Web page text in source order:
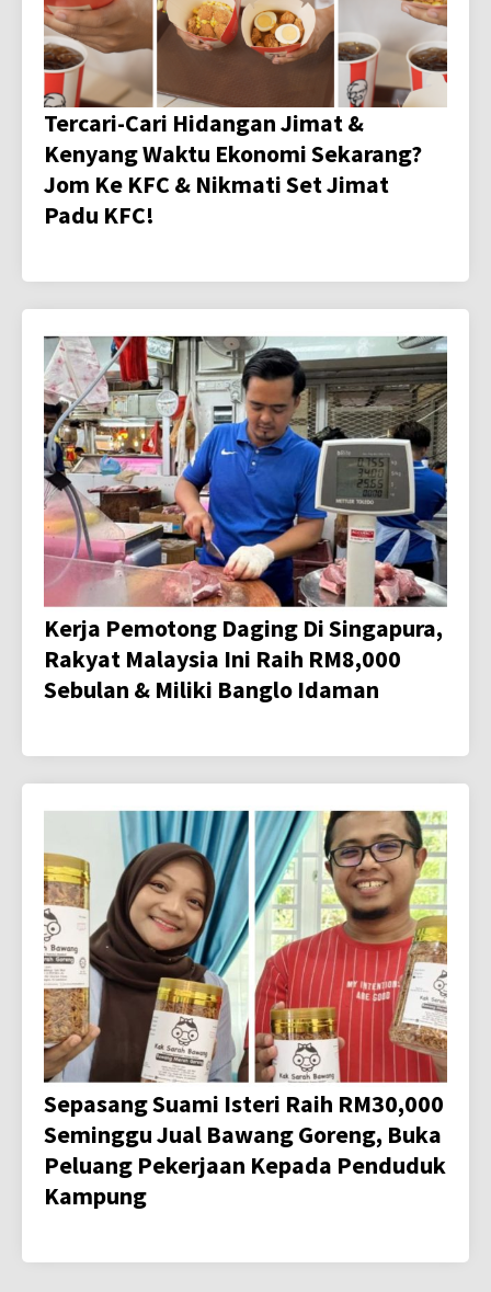
Tercari-Cari Hidangan Jimat &
Kenyang Waktu Ekonomi Sekarang?
Jom Ke KFC & Nikmati Set Jimat
Padu KFC!
Kerja Pemotong Daging Di Singapura,
Rakyat Malaysia Ini Raih RM8,000
Sebulan & Miliki Banglo Idaman
Sepasang Suami Isteri Raih RM30,000
Seminggu Jual Bawang Goreng, Buka
Peluang Pekerjaan Kepada Penduduk
Kampung